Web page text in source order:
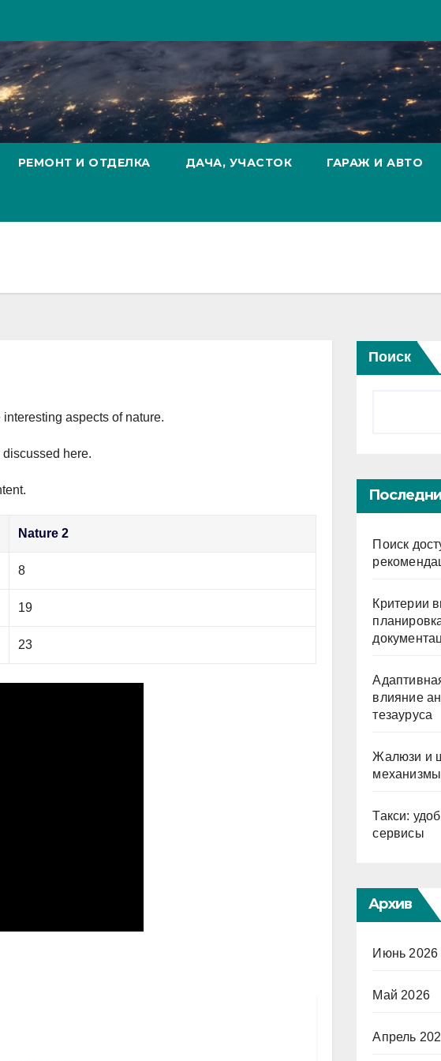
РЕМОНТ И ОТДЕЛКА ДАЧА, УЧАСТОК ГАРАЖ И АВТО
aspects of nature.
here.
Nature 2
8
19
23
Поиск
Поиск
Критерии
влияние
тезауруса
Жалюзи и
Такси:
сервисы
Архив
Июнь 2026
Май 2026
Апрель